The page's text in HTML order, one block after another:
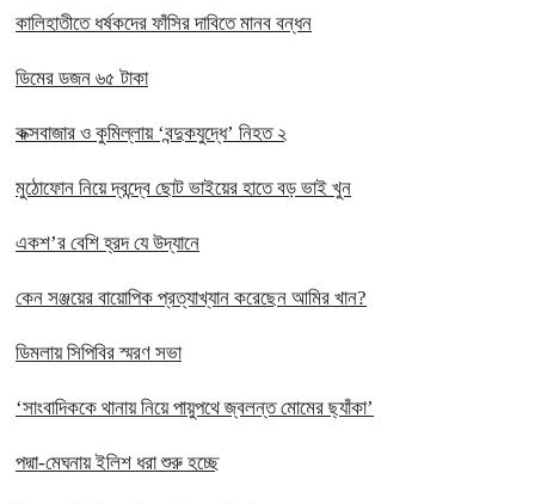
কালিহাতীতে ধর্ষকদের ফাঁসির দাবিতে মানব বন্ধন
ডিমের ডজন ৬৫ টাকা
কক্সবাজার ও কুমিল্লায় ‘বন্দুকযুদ্ধে’ নিহত ২
মুঠোফোন নিয়ে দ্বন্দ্বে ছোট ভাইয়ের হাতে বড় ভাই খুন
একশ’র বেশি হ্রদ যে উদ্যানে
কেন সঞ্জয়ের বায়োপিক প্রত্যাখ্যান করেছেন আমির খান?
ডিমলায় সিপিবির স্মরণ সভা
‘সাংবাদিককে থানায় নিয়ে পায়ুপথে জ্বলন্ত মোমের ছ্যাঁকা’
পদ্মা-মেঘনায় ইলিশ ধরা শুরু হচ্ছে